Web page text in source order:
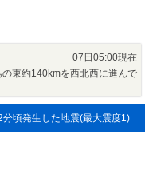
07日05:00現在
東約140kmを西北西に進んで
分頃発生した地震(最大震度1)